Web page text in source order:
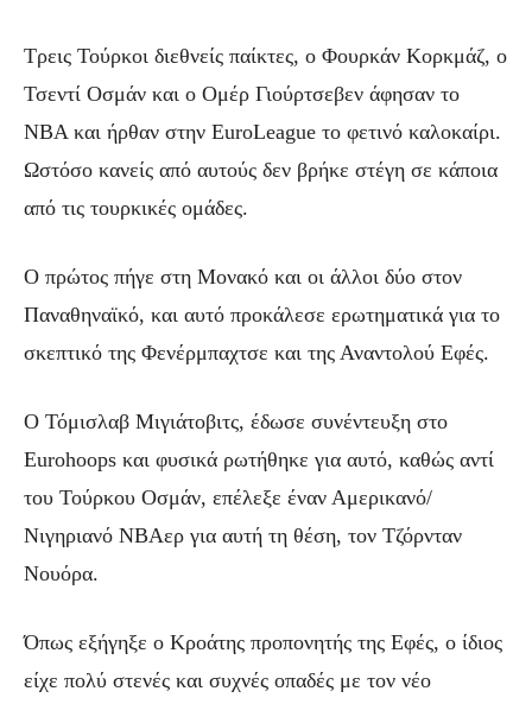
Τρεις Τούρκοι διεθνείς παίκτες, ο Φουρκάν Κορκμάζ, ο
Τσεντί Οσμάν και ο Ομέρ Γιούρτσεβεν άφησαν το
NBA και ήρθαν στην EuroLeague το φετινό καλοκαίρι.
Ωστόσο κανείς από αυτούς δεν βρήκε στέγη σε κάποια
από τις τουρκικές ομάδες.
Ο πρώτος πήγε στη Μονακό και οι άλλοι δύο στον
Παναθηναϊκό, και αυτό προκάλεσε ερωτηματικά για το
σκεπτικό της Φενέρμπαχτσε και της Αναντολού Εφές.
Ο Τόμισλαβ Μιγιάτοβιτς, έδωσε συνέντευξη στο
Eurohoops και φυσικά ρωτήθηκε για αυτό, καθώς αντί
του Τούρκου Οσμάν, επέλεξε έναν Αμερικανό/
Νιγηριανό NBAερ για αυτή τη θέση, τον Τζόρνταν
Νουόρα.
Όπως εξήγηξε ο Κροάτης προπονητής της Εφές, ο ίδιος
είχε πολύ στενές και συχνές οπαδές με τον νέο